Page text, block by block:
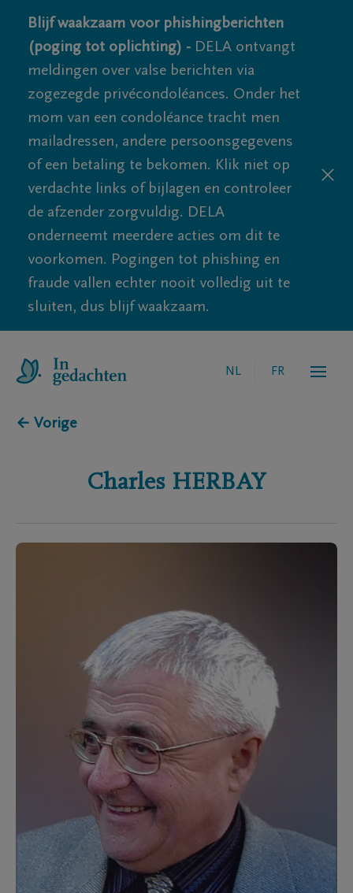
Blijf waakzaam voor phishingberichten
(poging tot oplichting) - DELA ontvangt
meldingen over valse berichten via
zogezegde privécondoléances. Onder het
mom van een condoléance tracht men
mailadressen, andere persoonsgegevens
of een betaling te bekomen. Klik niet op
verdachte links of bijlagen en controleer
de afzender zorgvuldig. DELA
onderneemt meerdere acties om dit te
voorkomen. Pogingen tot phishing en
fraude vallen echter nooit volledig uit te
sluiten, dus blijf waakzaam.
NL FR
← Vorige
Charles HERBAY